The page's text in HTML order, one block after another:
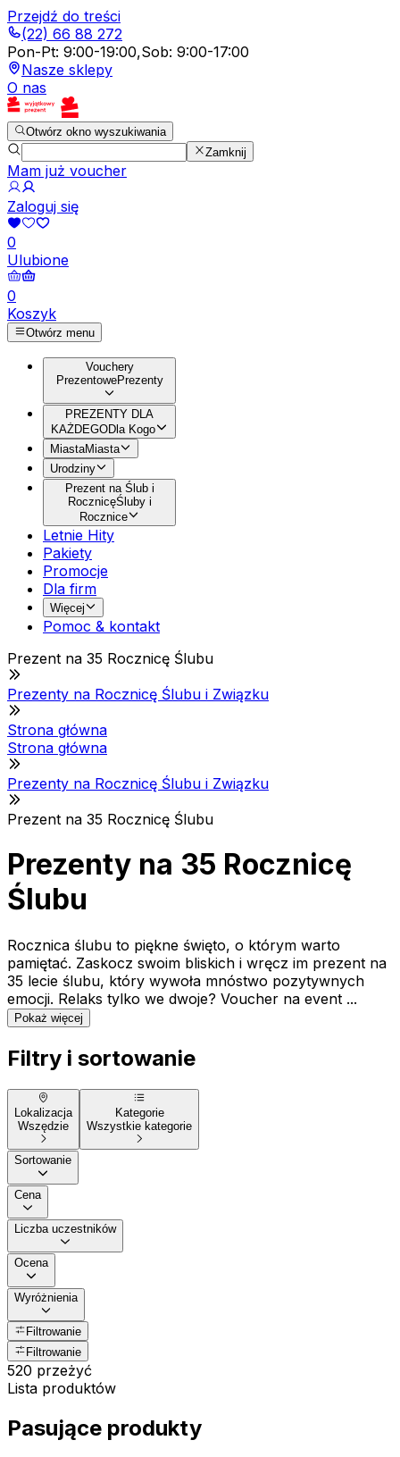
Przejdź do treści
(22) 66 88 272
Pon-Pt: 9:00-19:00,Sob: 9:00-17:00
Nasze sklepy
O nas
Otwórz okno wyszukiwania
Zamknij
Mam już voucher
Zaloguj się
0
Ulubione
0
Koszyk
Otwórz menu
Vouchery
PrezentowePrezenty
PREZENTY DLA
KAŻDEGODla Kogo
MiastaMiasta
Urodziny
Prezent na Ślub i
RocznicęŚluby i
Rocznice
Letnie Hity
Pakiety
Promocje
Dla firm
Więcej
Pomoc & kontakt
Prezent na 35 Rocznicę Ślubu
Prezenty na Rocznicę Ślubu i Związku
Strona główna
Strona główna
Prezenty na Rocznicę Ślubu i Związku
Prezent na 35 Rocznicę Ślubu
Prezenty na 35 Rocznicę
Ślubu
Rocznica ślubu to piękne święto, o którym warto
pamiętać. Zaskocz swoim bliskich i wręcz im prezent na
35 lecie ślubu, który wywoła mnóstwo pozytywnych
emocji. Relaks tylko we dwoje? Voucher na event ...
Pokaż więcej
Filtry i sortowanie
Lokalizacja
Wszędzie
Kategorie
Wszystkie kategorie
Sortowanie
Cena
Liczba uczestników
Ocena
Wyróżnienia
Filtrowanie
Filtrowanie
520 przeżyć
Lista produktów
Pasujące produkty